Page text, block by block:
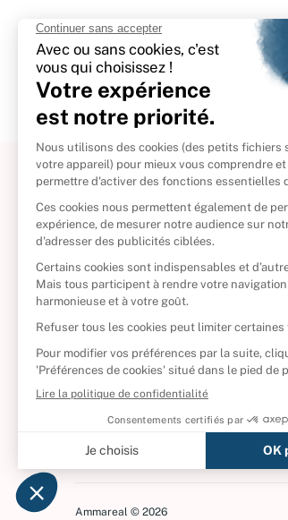
À propos
Politique de retour
Reprendre vos livres
Qui sommes-nous ?
CD d'occasion
DVD d'occasion
Livres d’occasion
Ammareal © 2026